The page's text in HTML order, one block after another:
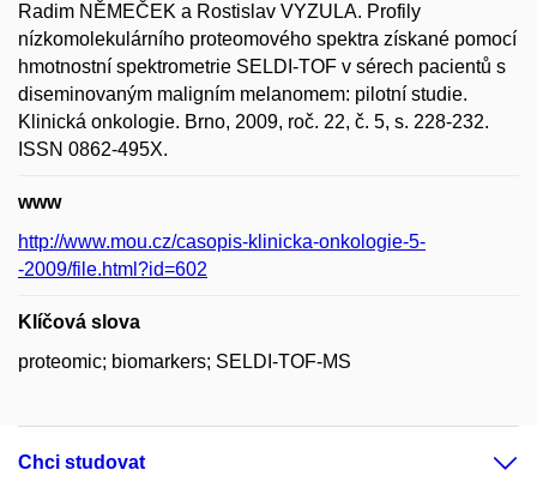
Radim NĚMEČEK a Rostislav VYZULA. Profily
nízkomolekulárního proteomového spektra získané pomocí
hmotnostní spektrometrie SELDI-TOF v sérech pacientů s
diseminovaným maligním melanomem: pilotní studie.
Klinická onkologie. Brno, 2009, roč. 22, č. 5, s. 228-232.
ISSN 0862-495X.
www
http://www.mou.cz/casopis-klinicka-onkologie-5-
-2009/file.html?id=602
Klíčová slova
proteomic; biomarkers; SELDI-TOF-MS
Chci studovat